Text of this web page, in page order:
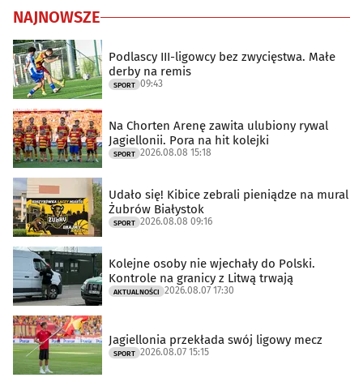
NAJNOWSZE
Podlascy III-ligowcy bez zwycięstwa. Małe
derby na remis
SPORT 09:43
Na Chorten Arenę zawita ulubiony rywal
Jagiellonii. Pora na hit kolejki
SPORT 2026.08.08 15:18
Udało się! Kibice zebrali pieniądze na mural
Żubrów Białystok
SPORT 2026.08.08 09:16
Kolejne osoby nie wjechały do Polski.
Kontrole na granicy z Litwą trwają
AKTUALNOŚCI 2026.08.07 17:30
Jagiellonia przekłada swój ligowy mecz
SPORT 2026.08.07 15:15